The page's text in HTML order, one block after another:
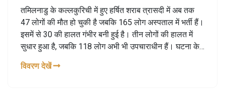
तमिलनाडु के कल्लकुरिची में हुए हर्षित शराब त्रासदी में अब तक
47 लोगों की मौत हो चुकी है जबकि 165 लोग अस्पताल में भर्ती हैं।
इसमें से 30 की हालत गंभीर बनी हुई है। तीन लोगों की हालत में
सुधार हुआ है, जबकि 118 लोग अभी भी उपचाराधीन हैं। घटना के
हैं।
विवरण देखें